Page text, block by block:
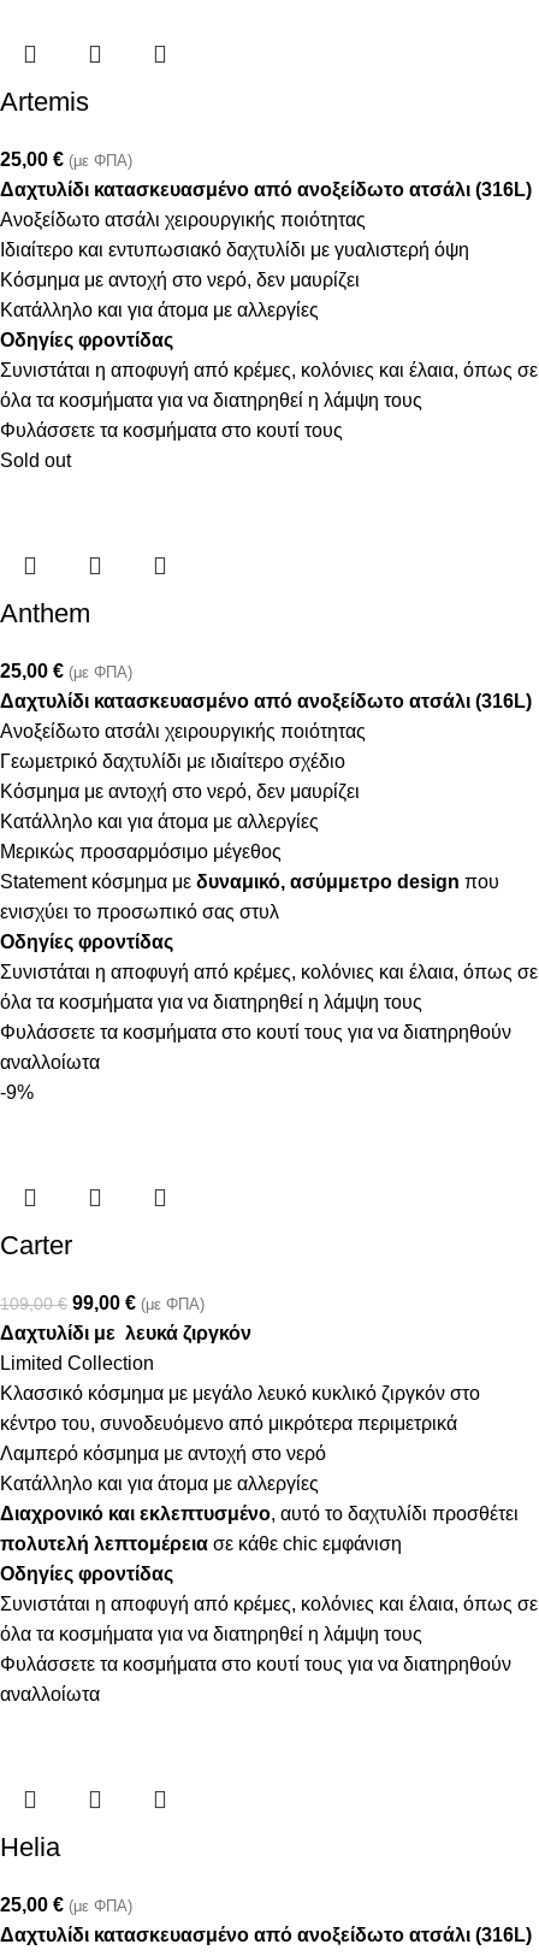
Artemis
25,00 € (με ΦΠΑ)
Δαχτυλίδι κατασκευασμένο από ανοξείδωτο ατσάλι (316L)
Ανοξείδωτο ατσάλι χειρουργικής ποιότητας
Ιδιαίτερο και εντυπωσιακό δαχτυλίδι με γυαλιστερή όψη
Κόσμημα με αντοχή στο νερό, δεν μαυρίζει
Κατάλληλο και για άτομα με αλλεργίες
Οδηγίες φροντίδας
Συνιστάται η αποφυγή από κρέμες, κολόνιες και έλαια, όπως σε
όλα τα κοσμήματα για να διατηρηθεί η λάμψη τους
Φυλάσσετε τα κοσμήματα στο κουτί τους
Sold out
Anthem
25,00 € (με ΦΠΑ)
Δαχτυλίδι κατασκευασμένο από ανοξείδωτο ατσάλι (316L)
Ανοξείδωτο ατσάλι χειρουργικής ποιότητας
Γεωμετρικό δαχτυλίδι με ιδιαίτερο σχέδιο
Κόσμημα με αντοχή στο νερό, δεν μαυρίζει
Κατάλληλο και για άτομα με αλλεργίες
Μερικώς προσαρμόσιμο μέγεθος
Statement κόσμημα με δυναμικό, ασύμμετρο design που
ενισχύει το προσωπικό σας στυλ
Οδηγίες φροντίδας
Συνιστάται η αποφυγή από κρέμες, κολόνιες και έλαια, όπως σε
όλα τα κοσμήματα για να διατηρηθεί η λάμψη τους
Φυλάσσετε τα κοσμήματα στο κουτί τους για να διατηρηθούν
αναλλοίωτα
-9%
Carter
109,00€ 99,00 € (με ΦΠΑ)
Δαχτυλίδι με λευκά ζιργκόν
Limited Collection
Κλασσικό κόσμημα με μεγάλο λευκό κυκλικό ζιργκόν στο
κέντρο του, συνοδευόμενο από μικρότερα περιμετρικά
Λαμπερό κόσμημα με αντοχή στο νερό
Κατάλληλο και για άτομα με αλλεργίες
Διαχρονικό και εκλεπτυσμένο, αυτό το δαχτυλίδι προσθέτει
πολυτελή λεπτομέρεια σε κάθε chic εμφάνιση
Οδηγίες φροντίδας
Συνιστάται η αποφυγή από κρέμες, κολόνιες και έλαια, όπως σε
όλα τα κοσμήματα για να διατηρηθεί η λάμψη τους
Φυλάσσετε τα κοσμήματα στο κουτί τους για να διατηρηθούν
αναλλοίωτα
Helia
25,00 € (με ΦΠΑ)
Δαχτυλίδι κατασκευασμένο από ανοξείδωτο ατσάλι (316L)